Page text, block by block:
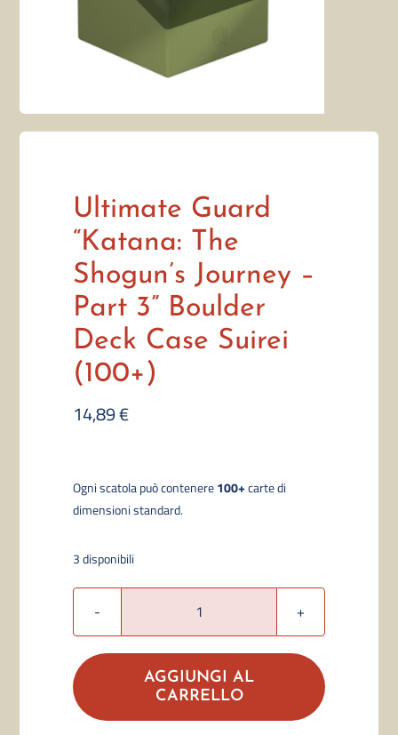
Ultimate Guard
“Katana: The
Shogun’s Journey –
Part 3” Boulder
Deck Case Suirei
(100+)
14,89€
Ogni scatola può contenere100+carte di
dimensioni standard.
3 disponibili
Ultimate
"Katana:
The
Shogun's
AGGIUNGI AL
CARRELLO